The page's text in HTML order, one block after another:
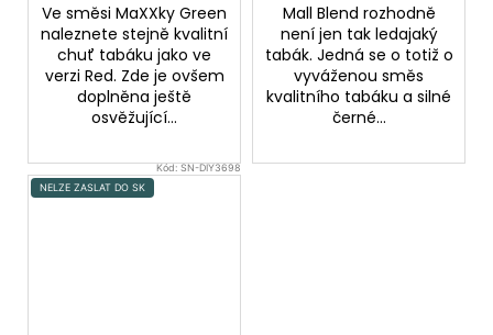
Ve směsi MaXXky Green
naleznete stejně kvalitní
chuť tabáku jako ve
verzi Red. Zde je ovšem
doplněna ještě
osvěžující...
Mall Blend rozhodně
není jen tak ledajaký
tabák. Jedná se o totiž o
vyváženou směs
kvalitního tabáku a silné
černé...
Kód:SN-DIY3698
NELZE ZASLAT DO SK